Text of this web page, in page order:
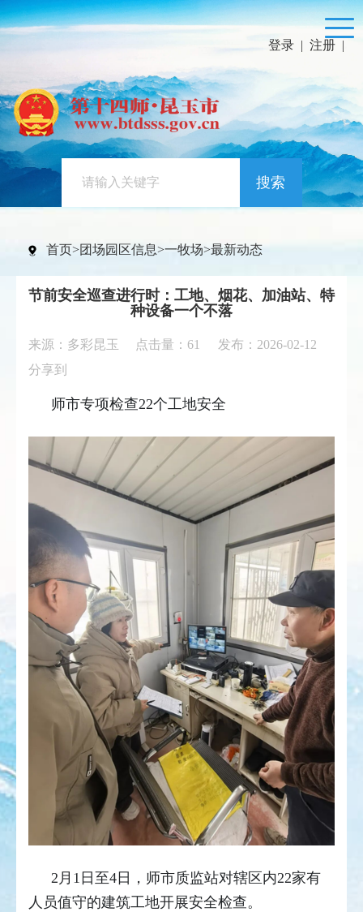
登录 | 注册 |
搜索
首页>团场园区信息>一牧场>最新动态
节前安全巡查进行时：工地、烟花、加油站、特
种设备一个不落
来源：多彩昆玉 点击量： 61
发布：2026-02-12
分享到
师市专项检查22个工地安全
2月1日至4日，师市质监站对辖区内22家有
人员值守的建筑工地开展安全检查。